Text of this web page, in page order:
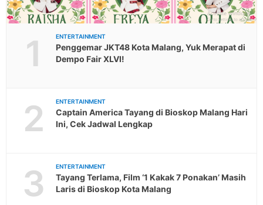
1 ENTERTAINMENT
Penggemar JKT48 Kota Malang, Yuk Merapat di
Dempo Fair XLVI!
2 ENTERTAINMENT
Captain America Tayang di Bioskop Malang Hari
Ini, Cek Jadwal Lengkap
3 ENTERTAINMENT
Tayang Terlama, Film ‘1 Kakak 7 Ponakan’ Masih
Laris di Bioskop Kota Malang